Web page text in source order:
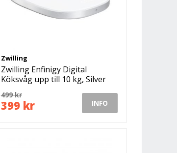
Zwilling
Zwilling Enfinigy Digital
Köksvåg upp till 10 kg, Silver
499 kr
399 kr INFO